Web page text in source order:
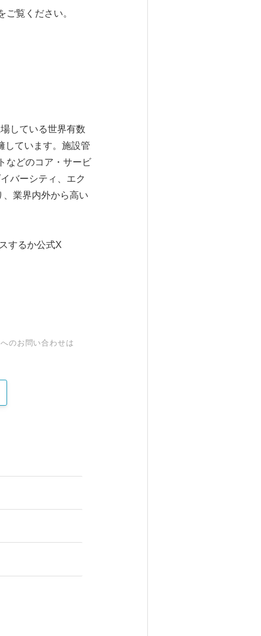
ご覧ください。
している世界有数
しています。施設管
などのコア・サービ
バーシティ、エク
業界内外から高い
するか公式X
のお問い合わせは